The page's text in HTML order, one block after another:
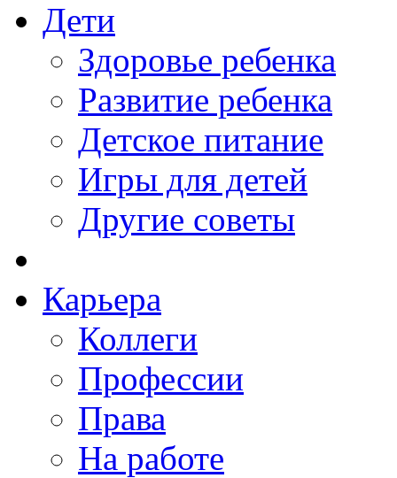
Дети
Здоровье ребенка
Развитие ребенка
Детское питание
Игры для детей
Другие советы
Карьера
Коллеги
Профессии
Права
На работе